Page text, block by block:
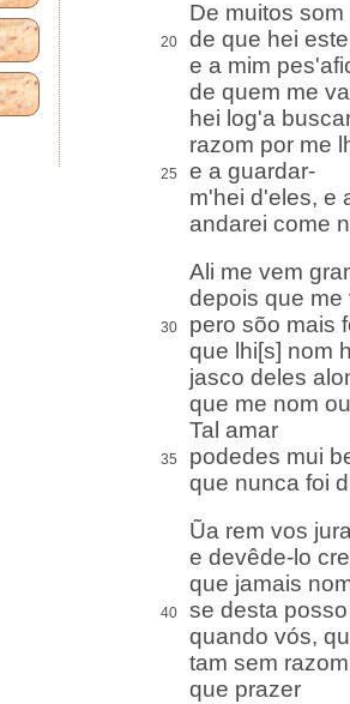
De muitos
20
de que hei
e a mim
de quem me
hei log'a
razom por me
25
e a guardar-
m'hei d'eles, e
andarei come
Ali me vem
depois que me
30
pero sõo mais
que lhi[s] nom
jasco deles
que me nom
Tal amar
35
podedes mui
que nunca foi
Ũa rem vos
e devêde-lo
que jamais
40
se desta
quando vós,
tam sem
que prazer